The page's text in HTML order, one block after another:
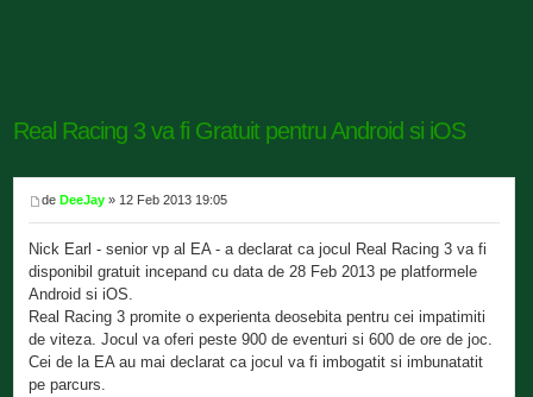
Real Racing 3 va fi Gratuit pentru Android si iOS
deDeeJay » 12 Feb 2013 19:05
Nick Earl - senior vp al EA - a declarat ca jocul Real Racing 3 va fi
disponibil gratuit incepand cu data de 28 Feb 2013 pe platformele
Android si iOS.
Real Racing 3 promite o experienta deosebita pentru cei impatimiti
de viteza. Jocul va oferi peste 900 de eventuri si 600 de ore de joc.
Cei de la EA au mai declarat ca jocul va fi imbogatit si imbunatatit
pe parcurs.